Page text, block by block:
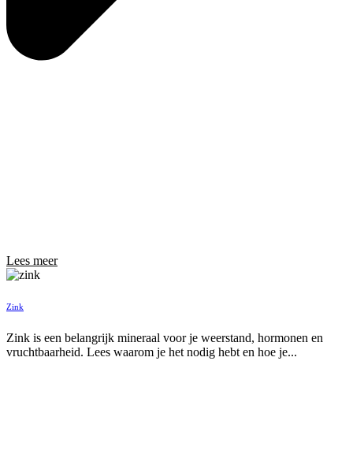
Lees meer
Zink
Zink is een belangrijk mineraal voor je weerstand, hormonen en
vruchtbaarheid. Lees waarom je het nodig hebt en hoe je...